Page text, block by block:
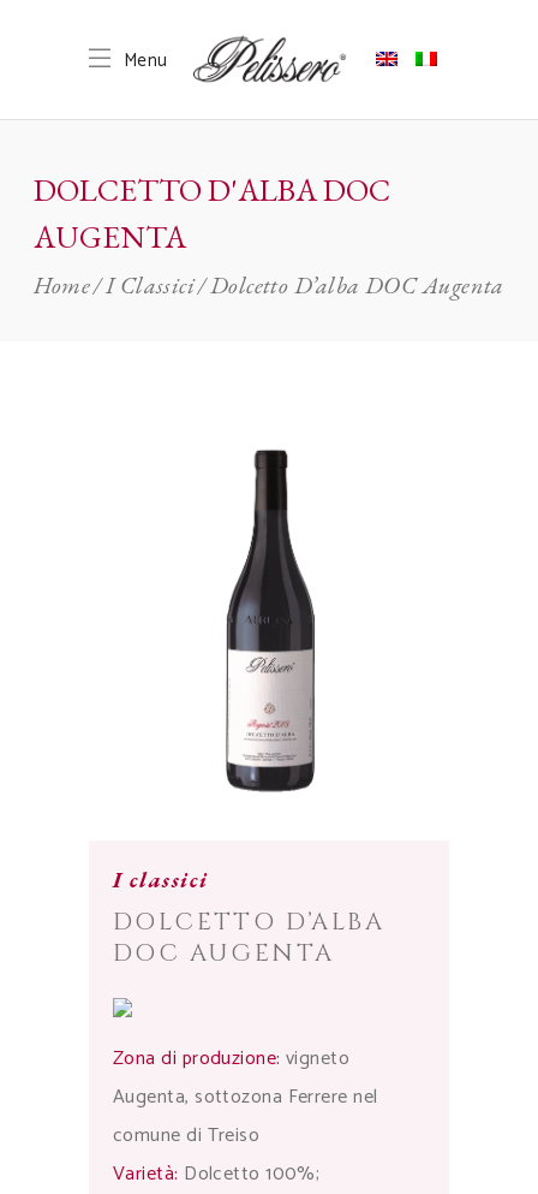
DOLCETTO D'ALBA DOC
AUGENTA
Home I Classici Dolcetto D’alba DOC Augenta
I classici
DOLCETTO D’ALBA
DOC AUGENTA
Zona di produzione: vigneto
Augenta, sottozona Ferrere nel
comune di Treiso
Varietà: Dolcetto 100%;